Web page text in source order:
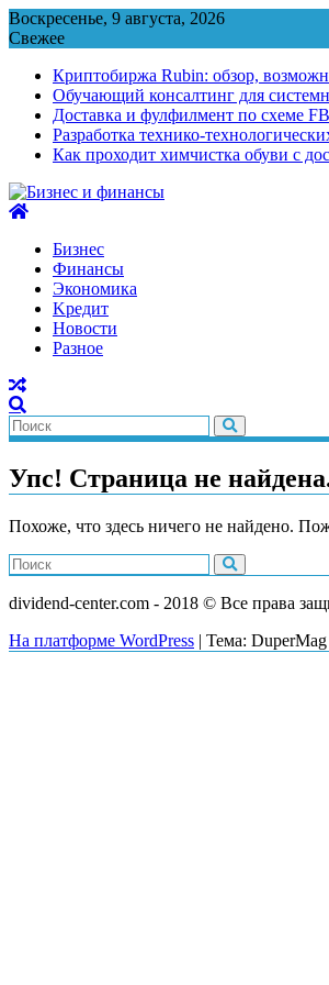
Перейти
к
Воскресенье, 9 августа, 2026
Свежее
Криптобиржа Rubin: обзор,
Обучающий консалтинг для
Доставка и фулфилмент по схеме
Разработка технико-
Как проходит химчистка обуви с
Бизнес
Финансы
Экономика
Kредит
Новости
Разное
Упс! Страница не
Похоже, что здесь ничего не найдено.
dividend-center.com - 2018 © Все права
На платформе WordPress | Тема: DuperMag